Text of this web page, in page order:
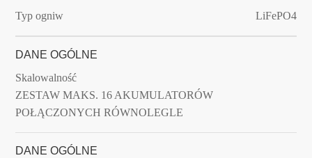
Typ ogniw
LiFePO4
DANE OGÓLNE
Skalowalność
ZESTAW MAKS. 16 AKUMULATORÓW
POŁĄCZONYCH RÓWNOLEGLE
DANE OGÓLNE